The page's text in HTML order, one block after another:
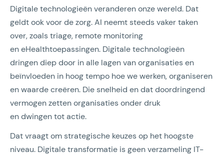
Digitale technologieën veranderen onze wereld. Dat
geldt ook voor de zorg. AI neemt steeds vaker taken
over, zoals triage, remote monitoring
en eHealthtoepassingen. Digitale technologieën
dringen diep door in alle lagen van organisaties en
beïnvloeden in hoog tempo hoe we werken, organiseren
en waarde creëren. Die snelheid en dat doordringend
vermogen zetten organisaties onder druk
en dwingen tot actie.
Dat vraagt om strategische keuzes op het hoogste
niveau. Digitale transformatie is geen verzameling IT-